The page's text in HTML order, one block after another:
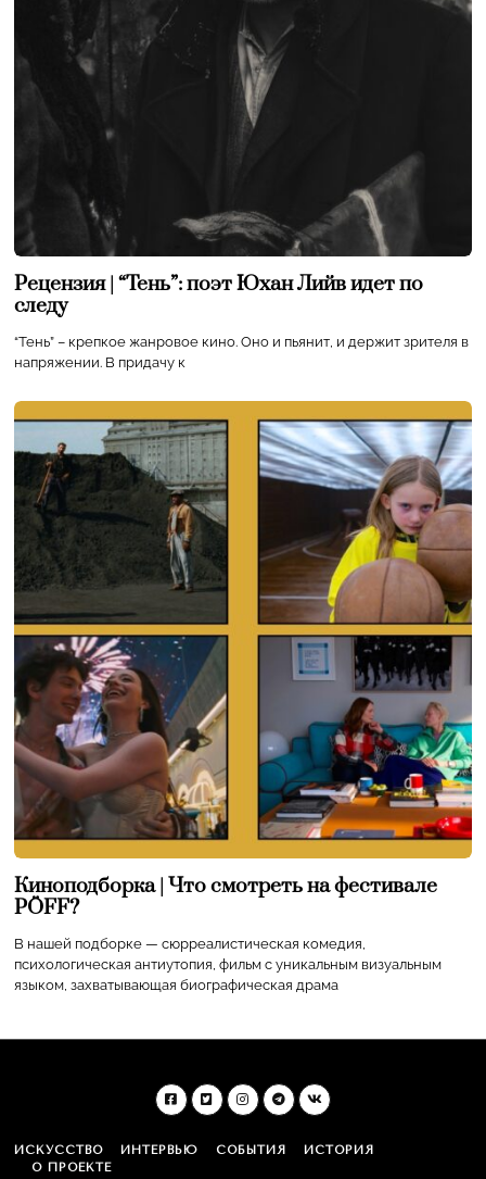
Рецензия | “Тень”: поэт Юхан Лийв идет по
следу
“Тень” – крепкое жанровое кино. Оно и пьянит, и держит зрителя в
напряжении. В придачу к
Киноподборка | Что смотреть на фестивале
PÖFF?
В нашей подборке — сюрреалистическая комедия,
психологическая антиутопия, фильм с уникальным визуальным
языком, захватывающая биографическая драма
ИСКУССТВО ИНТЕРВЬЮ СОБЫТИЯ
ИСТОРИЯ
О ПРОЕКТЕ